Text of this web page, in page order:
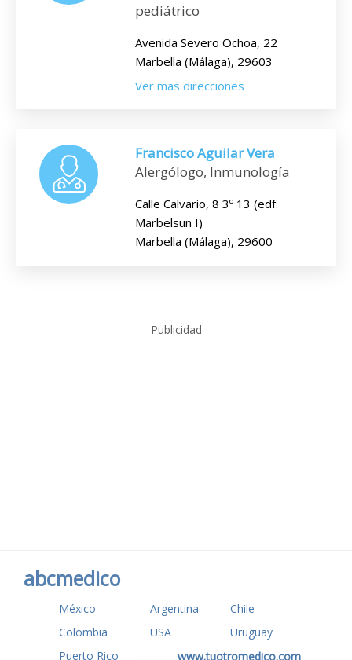
pediátrico
Avenida Severo Ochoa, 22
Marbella (Málaga), 29603
Ver mas direcciones
Francisco Aguilar Vera
Alergólogo, Inmunología
Calle Calvario, 8 3º 13 (edf.
Marbelsun I)
Marbella (Málaga), 29600
Publicidad
abcmedico
México Argentina
Chile
Colombia
USA
Uruguay
Puerto Rico
www.tuotromedico.com